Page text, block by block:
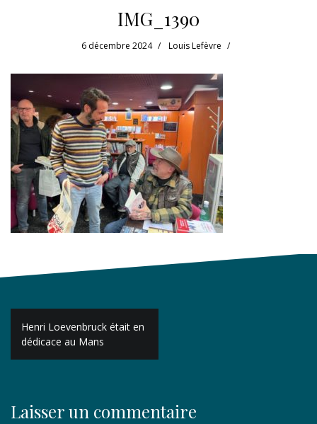
IMG_1390
6 décembre 2024 Louis Lefèvre
Navigation
de
l’article
Henri Loevenbruck était en
dédicace au Mans
Laisser un commentaire